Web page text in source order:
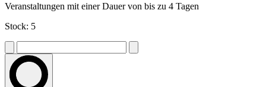
Veranstaltungen mit einer Dauer von bis zu 4 Tagen
Stock: 5